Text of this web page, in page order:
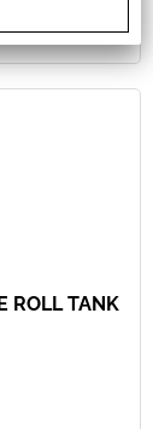
ROLL TANK